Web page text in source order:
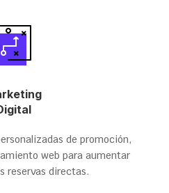
de promoción,
web para aumentar
reservas directas.